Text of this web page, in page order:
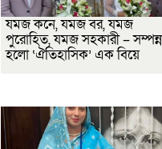
যমজ কনে, যমজ বর, যমজ
পুরোহিত, যমজ সহকারী – সম্পন্ন
হলো ‘ঐতিহাসিক’ এক বিয়ে